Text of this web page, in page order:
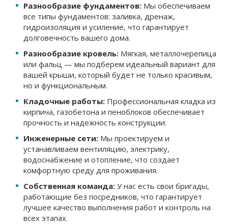
Разнообразие фундаментов: Мы обеспечиваем
все типы фундаментов: заливка, дренаж,
гидроизоляция и усиление, что гарантирует
долговечность вашего дома.
Разнообразие кровель: Мягкая, металлочерепица
или фальц — мы подберем идеальный вариант для
вашей крыши, который будет не только красивым,
но и функциональным.
Кладочные работы: Профессиональная кладка из
кирпича, газобетона и пеноблоков обеспечивает
прочность и надежность конструкции.
Инженерные сети: Мы проектируем и
устанавливаем вентиляцию, электрику,
водоснабжение и отопление, что создает
комфортную среду для проживания.
Собственная команда: У нас есть свои бригады,
работающие без посредников, что гарантирует
лучшее качество выполнения работ и контроль на
всех этапах.